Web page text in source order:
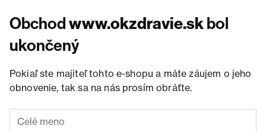
Obchodwww.okzdravie.skbol
ukončený
Pokiaľ ste majiteľ tohto e-shopu a máte záujem o jeho
obnovenie, tak sa na nás prosím obráťte.